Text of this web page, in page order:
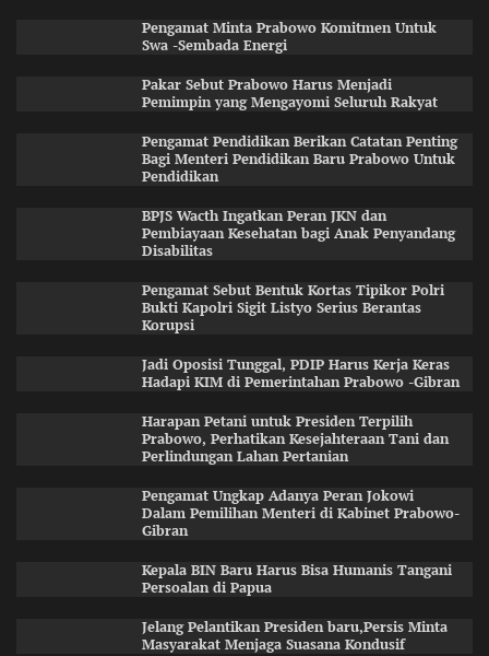
Pengamat Minta Prabowo Komitmen Untuk
Swa -Sembada Energi
Pakar Sebut Prabowo Harus Menjadi
Pemimpin yang Mengayomi Seluruh Rakyat
Pengamat Pendidikan Berikan Catatan Penting
Bagi Menteri Pendidikan Baru Prabowo Untuk
Pendidikan
BPJS Wacth Ingatkan Peran JKN dan
Pembiayaan Kesehatan bagi Anak Penyandang
Disabilitas
Pengamat Sebut Bentuk Kortas Tipikor Polri
Bukti Kapolri Sigit Listyo Serius Berantas
Korupsi
Jadi Oposisi Tunggal, PDIP Harus Kerja Keras
Hadapi KIM di Pemerintahan Prabowo -Gibran
Harapan Petani untuk Presiden Terpilih
Prabowo, Perhatikan Kesejahteraan Tani dan
Perlindungan Lahan Pertanian
Pengamat Ungkap Adanya Peran Jokowi
Dalam Pemilihan Menteri di Kabinet Prabowo-
Gibran
Kepala BIN Baru Harus Bisa Humanis Tangani
Persoalan di Papua
Jelang Pelantikan Presiden baru,Persis Minta
Masyarakat Menjaga Suasana Kondusif